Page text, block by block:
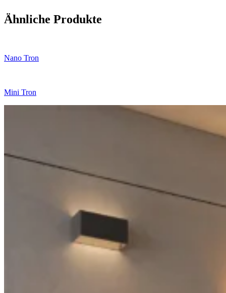
Ähnliche Produkte
Nano Tron
Mini Tron